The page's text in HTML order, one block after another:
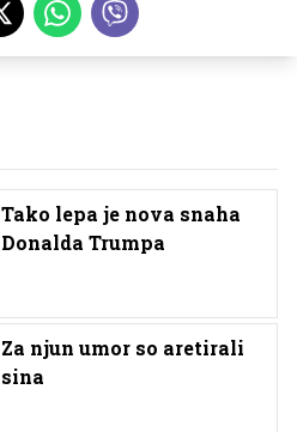
Tako lepa je nova snaha
Donalda Trumpa
Za njun umor so aretirali
sina